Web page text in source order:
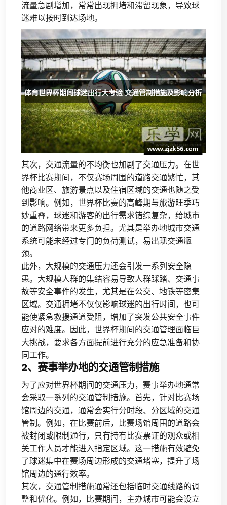
流量急剧增加，常常出现拥堵和滞留现象，导致球
迷难以按时到达场地。
其次，交通流量的不均衡也加剧了交通压力。在世
界杯比赛期间，不仅赛场周围的道路交通繁忙，其
他商业区、旅游景点以及住宿区域的交通也随之受
到影响。例如，世界杯比赛的高峰期与旅游旺季巧
妙重叠，球迷和游客的出行需求错综复杂，给城市
的道路网络带来更多负担。尤其是举办地城市交通
系统可能未经过专门的负荷测试，易出现交通瓶
颈。
此外，大规模的交通压力还会引发一系列安全隐
患。大规模人群的集结容易导致人群踩踏、交通事
故等安全事件的发生，尤其是在公交、地铁等密集
区域。交通拥堵不仅仅影响球迷的出行时间，也可
能使紧急救援通道受阻，增加了突发公共安全事件
应对的难度。因此，世界杯期间的交通管理面临巨
大挑战，要求各方面提前进行充分的应急准备和协
同工作。
2、赛事举办地的交通管制措施
为了应对世界杯期间的交通压力，赛事举办地通常
会采取一系列的交通管制措施。首先，针对比赛场
馆周边的交通，通常会实行分时段、分区域的交通
管制。例如，在比赛前后，比赛场馆周围的道路会
被封闭或限制通行，只有持有比赛票证的观众或相
关工作人员才能进入指定区域。这一措施有效避免
了球迷集中在赛场周边形成的交通堵塞，提升了场
馆周边的通行效率。
其次，交通管制措施通常还包括临时交通线路的调
整和优化。例如，比赛期间，主办城市可能会设立